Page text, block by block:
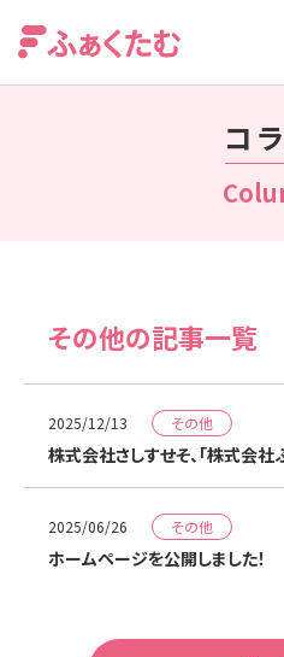
コ
その他の記事一覧
2025/12/13 その他
株式会社さしすせそ、「株式会社
2025/06/26 その他
ホームページを公開しました！